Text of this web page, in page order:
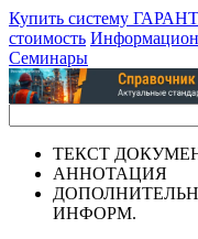
Купить систему ГАРАНТ
стоимость
Семинары
ТЕКСТ
АННОТАЦИЯ
ИНФОРМ.